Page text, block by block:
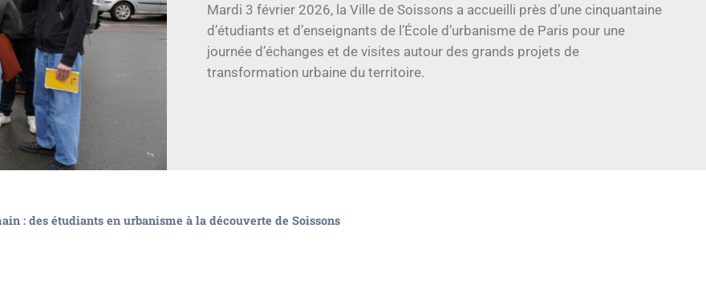
Mardi 3 février 2026, la Ville de Soissons a accueilli près d’une cinquantaine
d’étudiants et d’enseignants de l’École d’urbanisme de Paris pour une
journée d’échanges et de visites autour des grands projets de
transformation urbaine du territoire.
: des étudiants en urbanisme à la découverte de Soissons